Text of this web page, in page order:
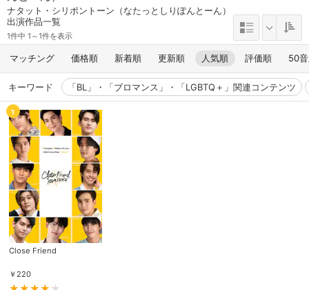
ナタット・シリポントーン（なたっとしりぽんとーん）
出演作品一覧
1件中 1～1件を表示
マッチング 価格順 新着順 更新順 人気順 評価順 50
キーワード 「BL」・「ブロマンス」・「LGBTQ＋」関連コンテンツ
1
Close Friend
￥ 220